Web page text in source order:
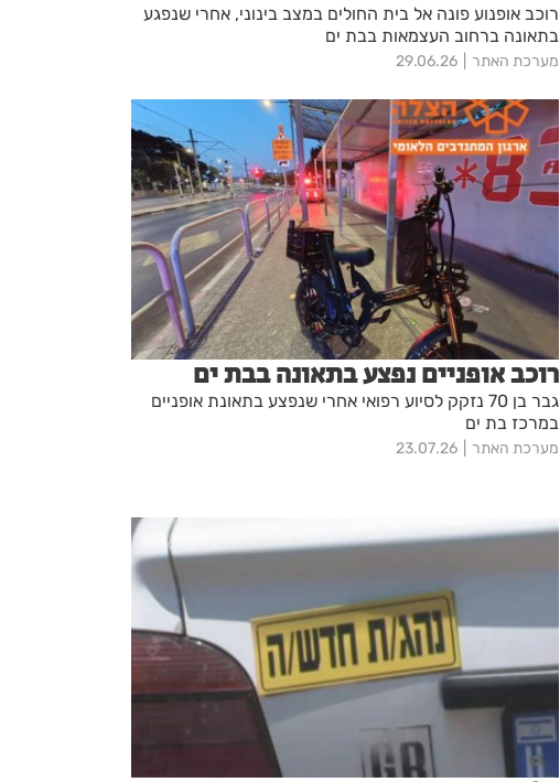
רוכב אופנוע פונה אל בית החולים במצב בינוני, אחרי שנפגע
בתאונה ברחוב העצמאות בבת ים
מערכת האתר 29.06.26
רוכב אופניים נפצע בתאונה בבת ים
גבר בן 70 נזקק לסיוע רפואי אחרי שנפצע בתאונת אופניים
במרכז בת ים
מערכת האתר 23.07.26